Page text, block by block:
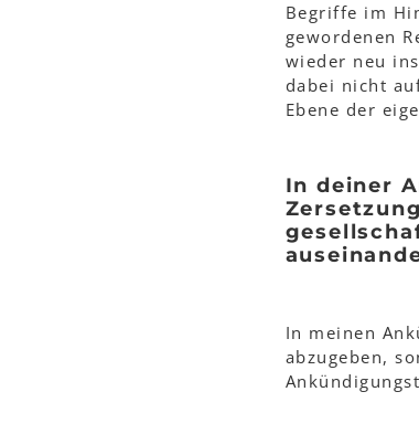
Begriffe im
gewordenen
wieder neu
dabei nicht
Ebene der
In deiner
In meinen
abzugeben,